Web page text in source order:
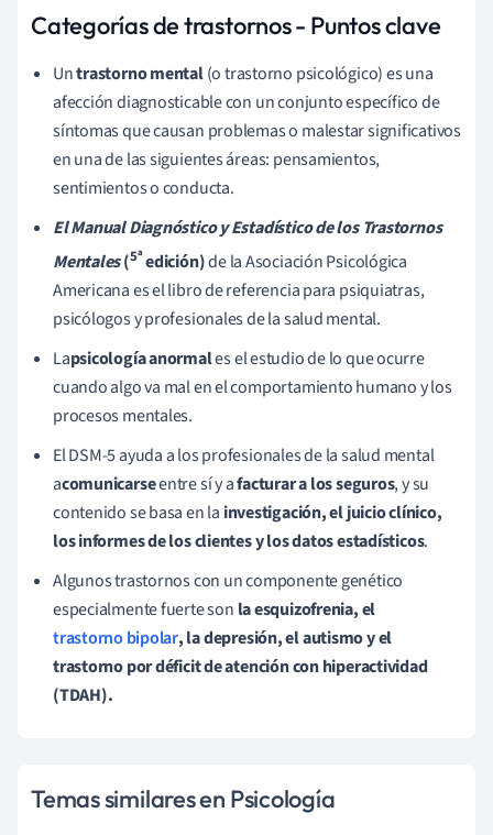
Categorías de trastornos - Puntos clave
Untrastorno mental(o trastorno psicológico) es una
afección diagnosticable con un conjunto específico de
síntomas que causan problemas o malestar significativos
en una de las siguientes áreas: pensamientos,
sentimientos o conducta.
El Manual Diagnóstico y Estadístico de los Trastornos
Mentales(5ªedición)de la Asociación Psicológica
Americana es el libro de referencia para psiquiatras,
psicólogos y profesionales de la salud mental.
Lapsicología anormales el estudio de lo que ocurre
cuando algo va mal en el comportamiento humano y los
procesos mentales.
El DSM-5 ayuda a los profesionales de la salud mental
acomunicarseentre sí y afacturar a los seguros, y su
contenido se basa en la investigación, el juicio clínico,
los informes de los clientes y los datos estadísticos.
Algunos trastornos con un componente genético
especialmente fuerte son la esquizofrenia, el
trastorno bipolar, la depresión, el autismo y el
trastorno por déficit de atención con hiperactividad
(TDAH).
Temas similares en Psicología